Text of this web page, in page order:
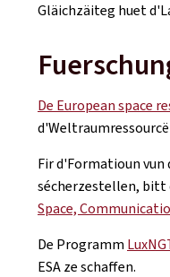
Gläichzäiteg huet
De European space
Fir d'Formatioun vun
sécherzestellen, bitt
Space,
De Programm
ESA ze schaffen.